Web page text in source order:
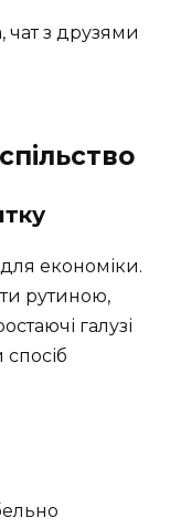
чат з друзями
економіки.
рутиною,
галузі